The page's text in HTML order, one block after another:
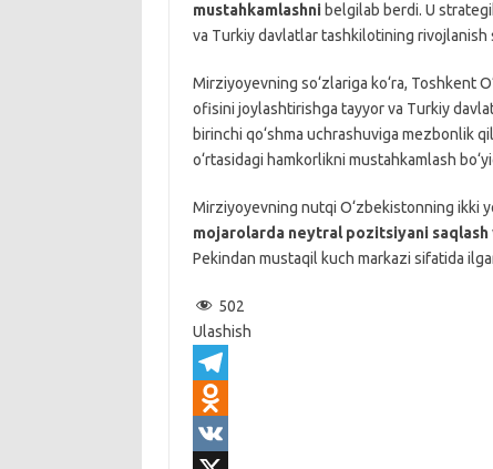
mustahkamlashnibelgilab berdi. U
va Turkiy davlatlar tashkilotining
Mirziyoyevning so‘zlariga ko‘ra, Toshkent
ofisini joylashtirishga tayyor va Turkiy
birinchi qo‘shma uchrashuviga mezbonlik
o‘rtasidagi hamkorlikni mustahkamlash
Mirziyoyevning nutqi O‘zbekistonning ikki
mojarolarda neytral pozitsiyani saqlash
Pekindan mustaqil kuch markazi sifatida
502
Ulashish
T
eO